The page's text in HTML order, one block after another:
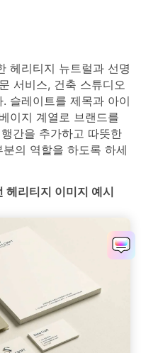
헤리티지 뉴트럴과 선명
서비스, 건축 스튜디오
슬레이트를 제목과 아이
이지 계열로 브랜드를
간을 추가하고 따뜻한
의 역할을 하도록 하세
리티지 이미지 예시